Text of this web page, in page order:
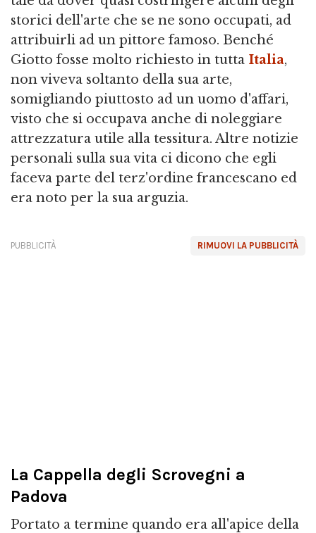
storici dell'arte che se ne sono occupati, ad
attribuirli ad un pittore famoso. Benché
Giotto fosse molto richiesto in tutta Italia,
non viveva soltanto della sua arte,
somigliando piuttosto ad un uomo d'affari,
visto che si occupava anche di noleggiare
attrezzatura utile alla tessitura. Altre notizie
personali sulla sua vita ci dicono che egli
faceva parte del terz'ordine francescano ed
era noto per la sua arguzia.
RIMUOVI LA PUBBLICITÀ
PUBBLICITÀ
La Cappella degli Scrovegni a
Padova
Portato a termine quando era all'apice della